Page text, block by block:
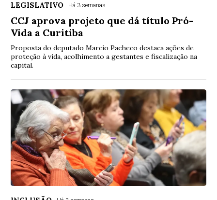
LEGISLATIVO Há 3 semanas
CCJ aprova projeto que dá título Pró-
Vida a Curitiba
Proposta do deputado Marcio Pacheco destaca ações de
proteção à vida, acolhimento a gestantes e fiscalização na
capital.